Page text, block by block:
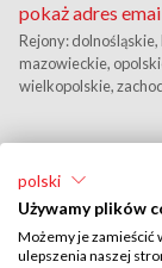
pokaż adres
Rejony:
mazowieckie,
wielkopolskie,
polski
Używamy plików
Możemy je zamieścić
ulepszenia naszej